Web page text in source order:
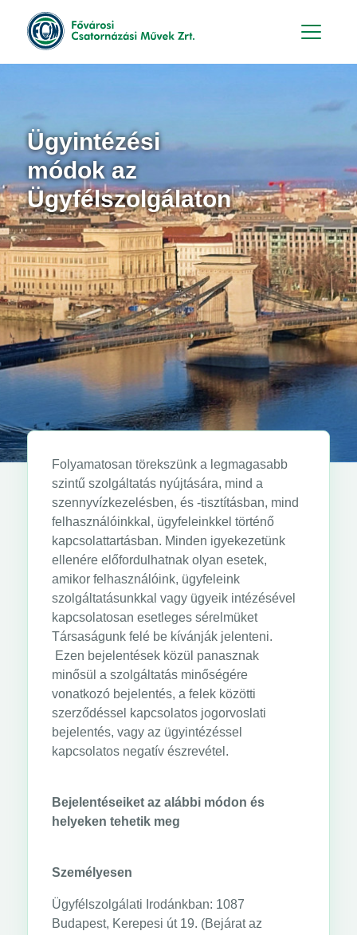
Ügyintézési
módok az
Ügyfélszolgálaton
Folyamatosan törekszünk a legmagasabb
szintű szolgáltatás nyújtására, mind a
szennyvízkezelésben, és -tisztításban, mind
felhasználóinkkal, ügyfeleinkkel történő
kapcsolattartásban. Minden igyekezetünk
ellenére előfordulhatnak olyan esetek,
amikor felhasználóink, ügyfeleink
szolgáltatásunkkal vagy ügyeik intézésével
kapcsolatosan esetleges sérelmüket
Társaságunk felé be kívánják jelenteni.
Ezen bejelentések közül panasznak
minősül a szolgáltatás minőségére
vonatkozó bejelentés, a felek közötti
szerződéssel kapcsolatos jogorvoslati
bejelentés, vagy az ügyintézéssel
kapcsolatos negatív észrevétel.
Bejelentéseiket az alábbi módon és
helyeken tehetik meg
Személyesen
Ügyfélszolgálati Irodánkban: 1087
Budapest, Kerepesi út 19. (Bejárat az